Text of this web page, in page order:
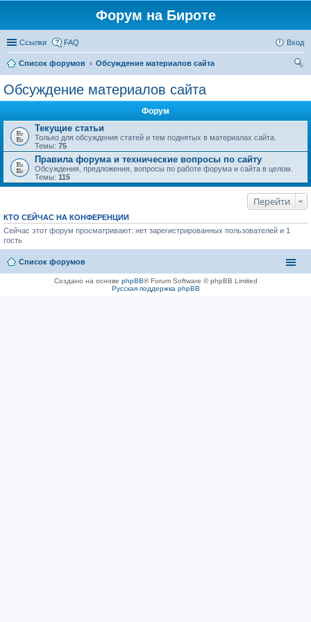
Форум на Бироте
Ссылки FAQ Вход
Список форумов
Обсуждение материалов сайта
Обсуждение материалов сайта
Форум
Текущие статьи
Только для обсуждения статей и тем поднятых в материалах сайта.
Темы: 75
Правила форума и технические вопросы по сайту
Обсуждения, предложения, вопросы по работе форума и сайта в целом.
Темы: 115
Перейти
КТО СЕЙЧАС НА КОНФЕРЕНЦИИ
Сейчас этот форум просматривают: нет зарегистрированных пользователей и 1
гость
Список форумов
Создано на основе phpBB® Forum Software © phpBB Limited
Русская поддержка phpBB